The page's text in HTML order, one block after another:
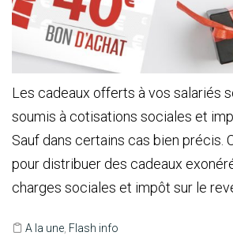
Les cadeaux offerts à vos salariés
soumis à cotisations sociales et
Sauf dans certains cas bien précis.
pour distribuer des cadeaux
charges sociales et impôt sur le
A la une Flash info